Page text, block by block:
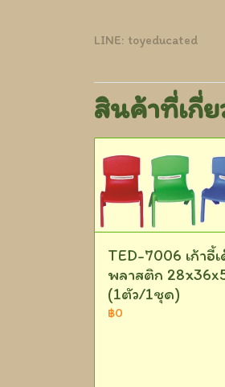
LINE: toyeducated
สินค้าที่เกี่ย
TED-7006 เก้าอี้
พลาสติก
(1ตัว/1ชุด)
฿0